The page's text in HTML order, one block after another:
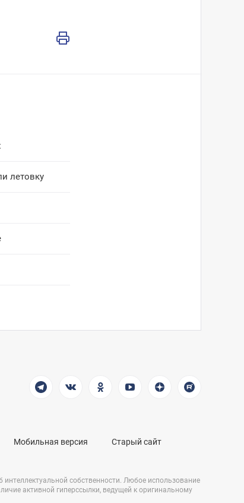
летовку
Мобильная версия Старый сайт
собственности. Любое использование
активной гиперссылки, ведущей к оригинальному